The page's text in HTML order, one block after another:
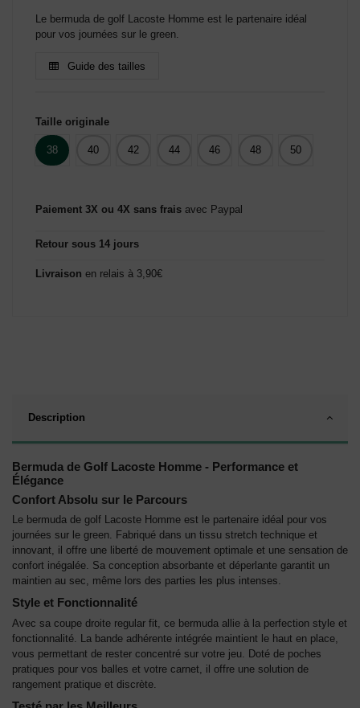
Le bermuda de golf Lacoste Homme est le partenaire idéal
pour vos journées sur le green.
Guide des tailles
Taille originale
38 40 42 44 46 48 50
Paiement 3X ou 4X sans frais avec Paypal
Retour sous 14 jours
Livraison en relais à 3,90€
Description
Bermuda de Golf Lacoste Homme - Performance et
Élégance
Confort Absolu sur le Parcours
Le bermuda de golf Lacoste Homme est le partenaire idéal pour vos
journées sur le green. Fabriqué dans un tissu stretch technique et
innovant, il offre une liberté de mouvement optimale et une sensation de
confort inégalée. Sa conception absorbante et déperlante garantit un
maintien au sec, même lors des parties les plus intenses.
Style et Fonctionnalité
Avec sa coupe droite regular fit, ce bermuda allie à la perfection style et
fonctionnalité. La bande adhérente intégrée maintient le haut en place,
vous permettant de rester concentré sur votre jeu. Doté de poches
pratiques pour vos balles et votre carnet, il offre une solution de
rangement pratique et discrète.